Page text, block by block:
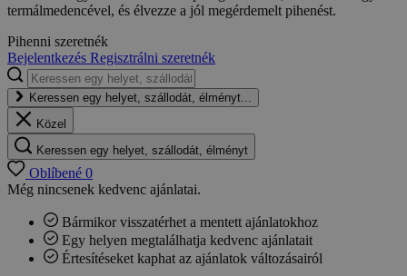
termálmedencével, és élvezze a jól megérdemelt pihenést.
Pihenni szeretnék
Bejelentkezés Regisztrálni szeretnék
Keressen egy helyet, szállodát, élményt...
Közel
Keressen egy helyet, szállodát, élményt
Oblíbené 0
Még nincsenek kedvenc ajánlatai.
Bármikor visszatérhet a mentett ajánlatokhoz
Egy helyen megtalálhatja kedvenc ajánlatait
Értesítéseket kaphat az ajánlatok változásairól